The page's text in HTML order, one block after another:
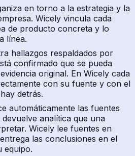
en torno a la estrategia y la
Wicely vincula cada
de producto concreta y lo
línea.
hallazgos respaldados por
confirmado que se pueda
original. En Wicely cada
con su fuente y con el
detrás.
automáticamente las fuentes
analítica que una
Wicely lee fuentes en
las conclusiones en el
equipo.